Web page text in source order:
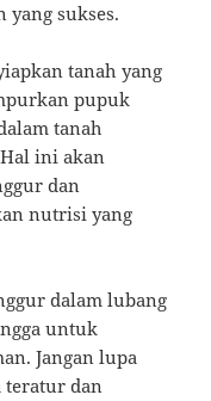
yang sukses.
tanah yang
pupuk
tanah
ini akan
dan
nutrisi yang
dalam lubang
untuk
Jangan lupa
teratur dan